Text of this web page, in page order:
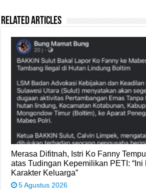
Related Articles
Merasa Difitnah, Istri Ko Fanny
atas Tudingan Kepemilikan PETI: “Ini
Karakter Keluarga”
5 Agustus 2026